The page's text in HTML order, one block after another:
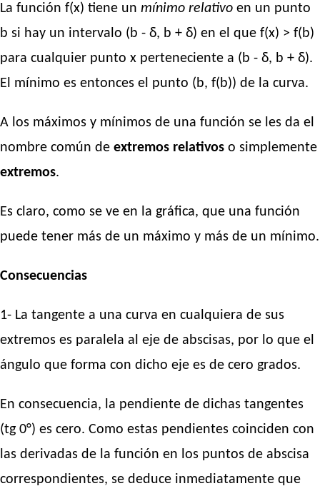
La función f(x) tiene un mínimo relativo en un punto
b si hay un intervalo (b - δ, b + δ) en el que f(x) > f(b)
para cualquier punto x perteneciente a (b - δ, b + δ).
El mínimo es entonces el punto (b, f(b)) de la curva.
A los máximos y mínimos de una función se les da el
nombre común de extremos relativos o simplemente
extremos.
Es claro, como se ve en la gráfica, que una función
puede tener más de un máximo y más de un mínimo.
Consecuencias
1- La tangente a una curva en cualquiera de sus
extremos es paralela al eje de abscisas, por lo que el
ángulo que forma con dicho eje es de cero grados.
En consecuencia, la pendiente de dichas tangentes
(tg 0°) es cero. Como estas pendientes coinciden con
las derivadas de la función en los puntos de abscisa
correspondientes, se deduce inmediatamente que